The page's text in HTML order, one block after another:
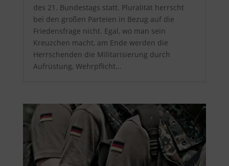
des 21. Bundestags statt. Pluralität herrscht
bei den großen Parteien in Bezug auf die
Friedensfrage nicht. Egal, wo man sein
Kreuzchen macht, am Ende werden die
Herrschenden die Militarisierung durch
Aufrüstung, Wehrpflicht...